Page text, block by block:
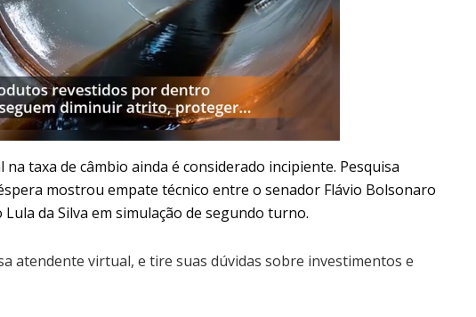
taxa de câmbio ainda é considerado incipiente. Pesquisa
mostrou empate técnico entre o senador Flávio Bolsonaro
da Silva em simulação de segundo turno.
atendente virtual, e tire suas dúvidas sobre investimentos e